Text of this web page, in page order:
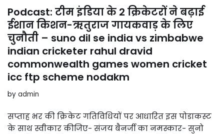
Podcast: टीम इंडिया के 2 क्रिकेटरों ने बढ़ाई
ईशान किशन-ऋतुराज गायकवाड़ के लिए
चुनौती – suno dil se india vs zimbabwe
indian cricketer rahul dravid
commonwealth games women cricket
icc ftp scheme nodakm
by admin
सप्ताह भर की क्रिकेट गतिविधियों पर आधारित इस पोडाकस्ट
के साथ स्वीकार कीजिए- संजय बैनर्जी का नमस्कार- सुनो